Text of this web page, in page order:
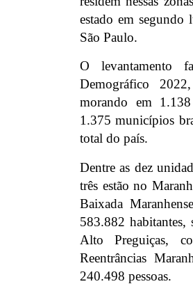
estado em
São Paulo.
O levantamento
Demográfico
morando em 1.138
1.375 municípios
total do país.
Dentre as dez
três estão no
Baixada
583.882
Alto Preguiças,
Reentrâncias
240.498 pessoas.